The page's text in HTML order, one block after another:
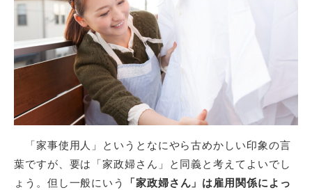
「家事使用人」というとなにやら古めかしい印象の言
葉ですが、要は「家政婦さん」と同義と考えてよいでし
ょう。但し一般にいう
「家政婦さん」は雇用関係によっ